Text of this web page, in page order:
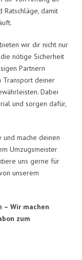
damit
wir dir nicht nur
nötige Sicherheit
Partnern
Transport deiner
Dabei
und sorgen dafür,
und mache deinen
Umzugsmeister
uns gerne für
unserem
– Wir machen
zum